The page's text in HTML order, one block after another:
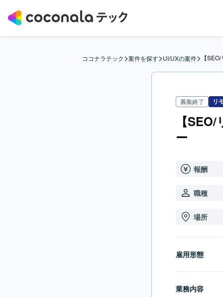
ココナラテック>案件を探す>UI/UXの案件> 【
募集終了 リ
【
ー
報酬
職種
場所
雇用形態
業務内容